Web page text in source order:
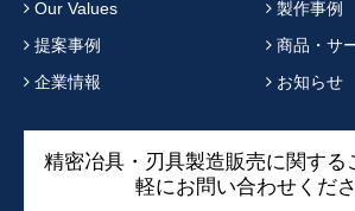
Our Values
製作事例
提案事例
商品・サ
企業情報
お知らせ
精密冶具・刃具製造販売に関する
軽にお問い合わせくださ